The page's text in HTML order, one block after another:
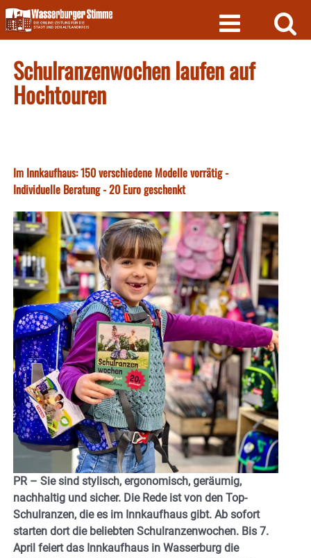
Skip
to
content
Schulranzenwochen laufen auf
Hochtouren
Im Innkaufhaus: 150 verschiedene Modelle vorrätig -
Individuelle Beratung - 20 Euro geschenkt
PR – Sie sind stylisch, ergonomisch, geräumig,
nachhaltig und sicher. Die Rede ist von den Top-
Schulranzen, die es im Innkaufhaus gibt. Ab sofort
starten dort die beliebten Schulranzenwochen. Bis 7.
April feiert das Innkaufhaus in Wasserburg die